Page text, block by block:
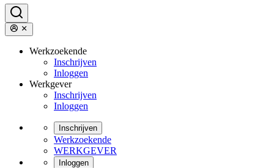
Werkzoekende
Inschrijven
Inloggen
Werkgever
Inschrijven
Inloggen
Inschrijven
Werkzoekende
WERKGEVER
Inloggen